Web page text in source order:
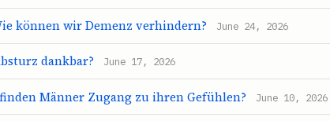
können wir Demenz verhindern? June 24, 2026
dankbar? June 17, 2026
Männer Zugang zu ihren Gefühlen? June 10, 2026